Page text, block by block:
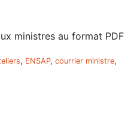
ministres au format PDF
, ENSAP, courrier ministre,